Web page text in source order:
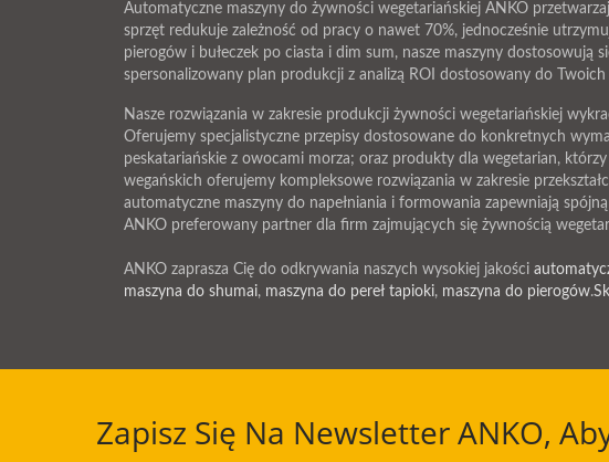
Automatyczne maszyny do żywności wegetariańskiej ANKO
sprzęt redukuje zależność od pracy o nawet 70%, jednocześnie
pierogów i bułeczek po ciasta i dim sum, nasze maszyny
spersonalizowany plan produkcji z analizą ROI dostosowany do
Nasze rozwiązania w zakresie produkcji żywności wegetariańskiej
Oferujemy specjalistyczne przepisy dostosowane do konkretnych
peskatariańskie z owocami morza; oraz produkty dla wegetarian,
wegańskich oferujemy kompleksowe rozwiązania w zakresie
automatyczne maszyny do napełniania i formowania zapewniają
ANKO preferowany partner dla firm zajmujących się żywnością
ANKO zaprasza Cię do odkrywania naszych wysokiej jakości
maszyna do shumai, maszyna do pereł tapioki, maszyna do pierogów.
Zapisz Się Na Newsletter ANKO,